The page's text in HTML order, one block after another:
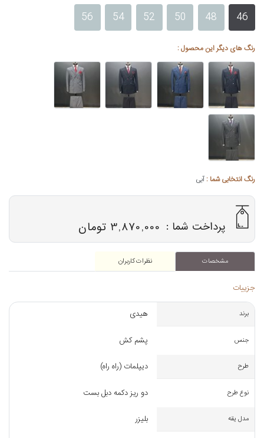
46
48
50
52
54
56
رنگ های دیگر این محصول :
رنگ انتخابی شما :آبی
پرداخت شما : 3,870,000 تومان
مشخصات نظرات کاربران
جزییات
برند هیدی
جنس پشم کش
طرح دیپلمات (راه راه)
نوع طرح دو ریز دکمه دبل بست
مدل یقه بلیزر